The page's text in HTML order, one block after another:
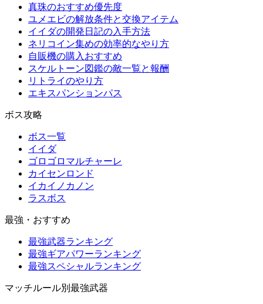
真珠のおすすめ優先度
ユメエビの解放条件と交換アイテム
イイダの開発日記の入手方法
ネリコイン集めの効率的なやり方
自販機の購入おすすめ
スケルトーン図鑑の敵一覧と報酬
リトライのやり方
エキスパンションパス
ボス攻略
ボス一覧
イイダ
ゴロゴロマルチャーレ
カイセンロンド
イカイノカノン
ラスボス
最強・おすすめ
最強武器ランキング
最強ギアパワーランキング
最強スペシャルランキング
マッチルール別最強武器